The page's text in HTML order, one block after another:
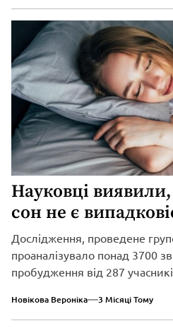
Науковці
сон не є
Дослідження, проведене
проаналізувало понад 3700
пробудження від 287
Новікова Вероніка 3 Місяці Тому